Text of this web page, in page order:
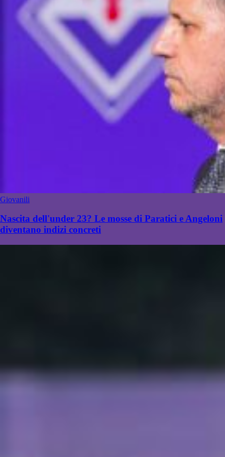
Giovanili
Nascita dell'under 23? Le mosse di Paratici e Angeloni
diventano indizi concreti